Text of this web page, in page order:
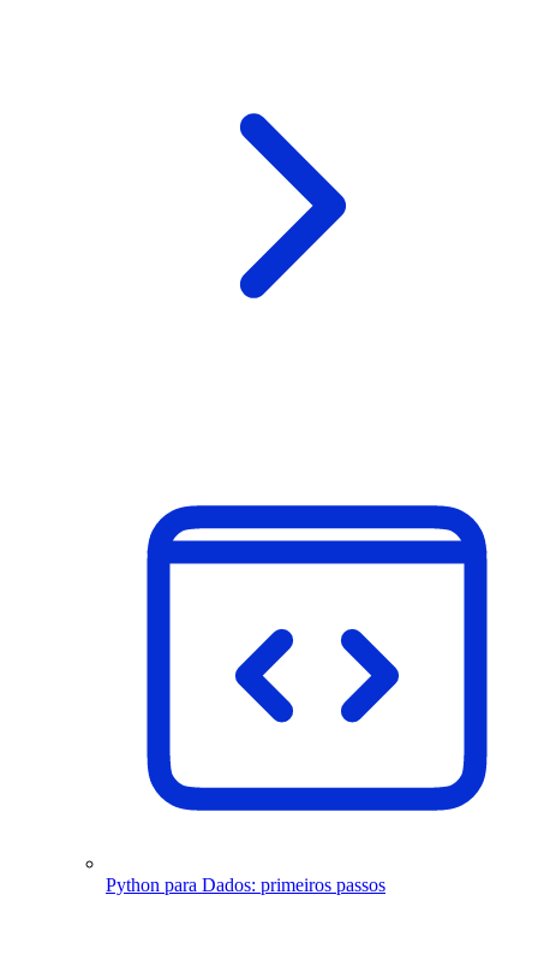
Python para Dados: primeiros passos